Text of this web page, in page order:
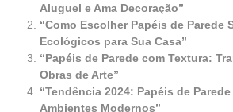
Aluguel e Ama Decoração”
“Como Escolher Papéis de Parede
Ecológicos para Sua Casa”
“Papéis de Parede com Textura:
Obras de Arte”
“Tendência 2024: Papéis de
Ambientes Modernos”